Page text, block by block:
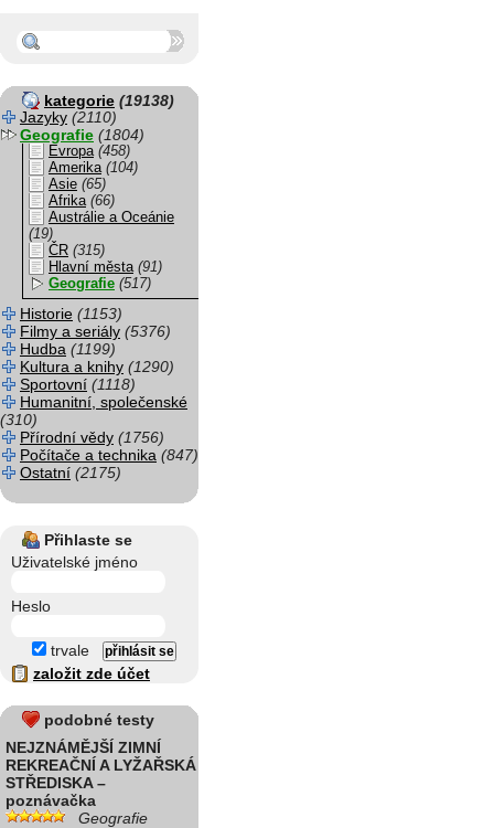
kategorie (19138)
Jazyky (2110)
Geografie (1804)
Evropa (458)
Amerika (104)
Asie (65)
Afrika (66)
Austrálie a Oceánie
(19)
ČR (315)
Hlavní města (91)
Geografie (517)
Historie (1153)
Filmy a seriály (5376)
Hudba (1199)
Kultura a knihy (1290)
Sportovní (1118)
Humanitní, společenské
(310)
Přírodní vědy (1756)
Počítače a technika (847)
Ostatní (2175)
Přihlaste se
Uživatelské jméno
Heslo
trvale
založit zde účet
podobné testy
NEJZNÁMĚJŠÍ ZIMNÍ
REKREAČNÍ A LYŽAŘSKÁ
STŘEDISKA –
poznávačka
Geografie